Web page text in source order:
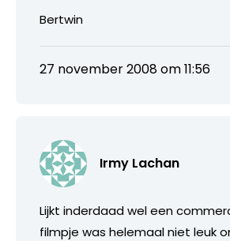
Bertwin
27 november 2008 om 11:56
Irmy Lachan
Lijkt inderdaad wel een
filmpje was helemaal niet leuk